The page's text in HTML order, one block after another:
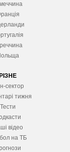
РІЗНЕ
сектор
тижня
Тести
відео
на ТБ